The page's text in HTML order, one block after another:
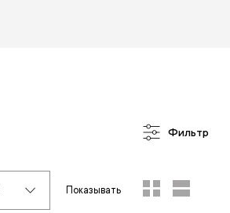
Фильтр
Показывать